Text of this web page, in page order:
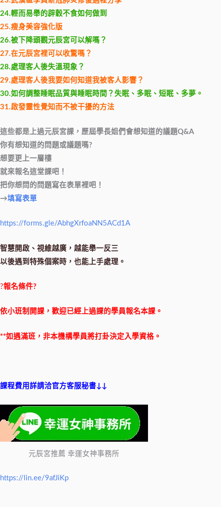
24.輕而易舉的辟穀不食如何做到
25.瘦身美容強化版
26.被下降頭觀元辰宮可以解嗎？
27.在元辰宮裡可以收驚嗎？
28.處理客人後失溫現象？
29.處理客人後我要如何知道我被客人影響？
30.如何調整睡眠品質與睡眠時間？失眠、多眠、短眠、多夢。
31.啟發靈性覺知而不被干擾的方法
這些都是上過元辰宮課，歷屆學長姐們會想知道的議題Q&A
你有想知道的問題或議題嗎?
想要更上一層樓
就來報名這堂課吧！
把你想問的問題寫在表單裡吧！
→填寫表單
https://forms.gle/AbhgXrfoaNN5ACd1A
智慧開啟、視維越廣，越能舉一反三
以後遇到特殊個案時，也能上手處理。
?報名條件?
依小班制開課，歡迎已經上過課的學員報名本課。
**如遇滿班，非本機構學員將打卦決定入學資格。
課程費用詳請洽官方客服秘書↓↓
元辰宮推薦 幸運女神事務所
https://lin.ee/9afJiKp